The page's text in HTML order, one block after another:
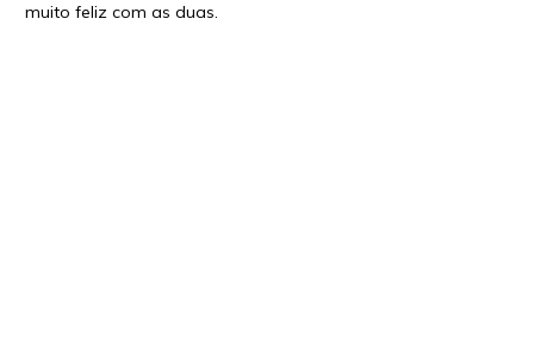
muito feliz com as duas.